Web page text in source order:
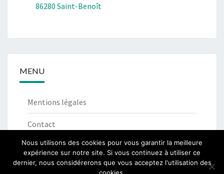
86280 Saint-Benoît
MENU
Mentions légales
Contact
Nous utilisons des cookies pour vous garantir la meilleure
expérience sur notre site. Si vous continuez à utiliser ce
dernier, nous considérerons que vous acceptez l'utilisation des